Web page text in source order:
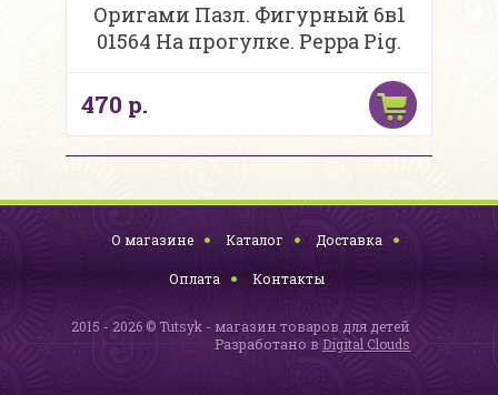
Оригами Пазл. Фигурный 6в1
01564 На прогулке. Peppa Pig.
470 р.
О магазине Каталог Доставка
Оплата Контакты
2015 - 2026 © Tutsyk - магазин товаров для детей
Разработано в Digital Clouds